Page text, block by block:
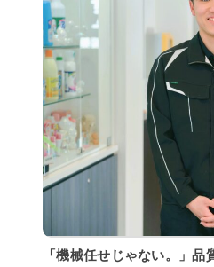
「機械任せじゃない。」品